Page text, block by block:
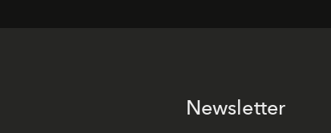
Newsletter